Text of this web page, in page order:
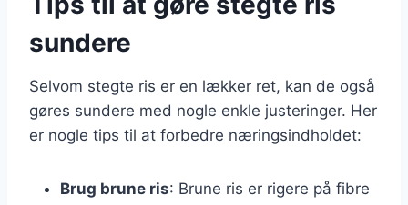
sundere
Selvom stegte ris er en lækker ret, kan de også
gøres sundere med nogle enkle justeringer. Her
er nogle tips til at forbedre næringsindholdet:
Brug brune ris: Brune ris er rigere på fibre